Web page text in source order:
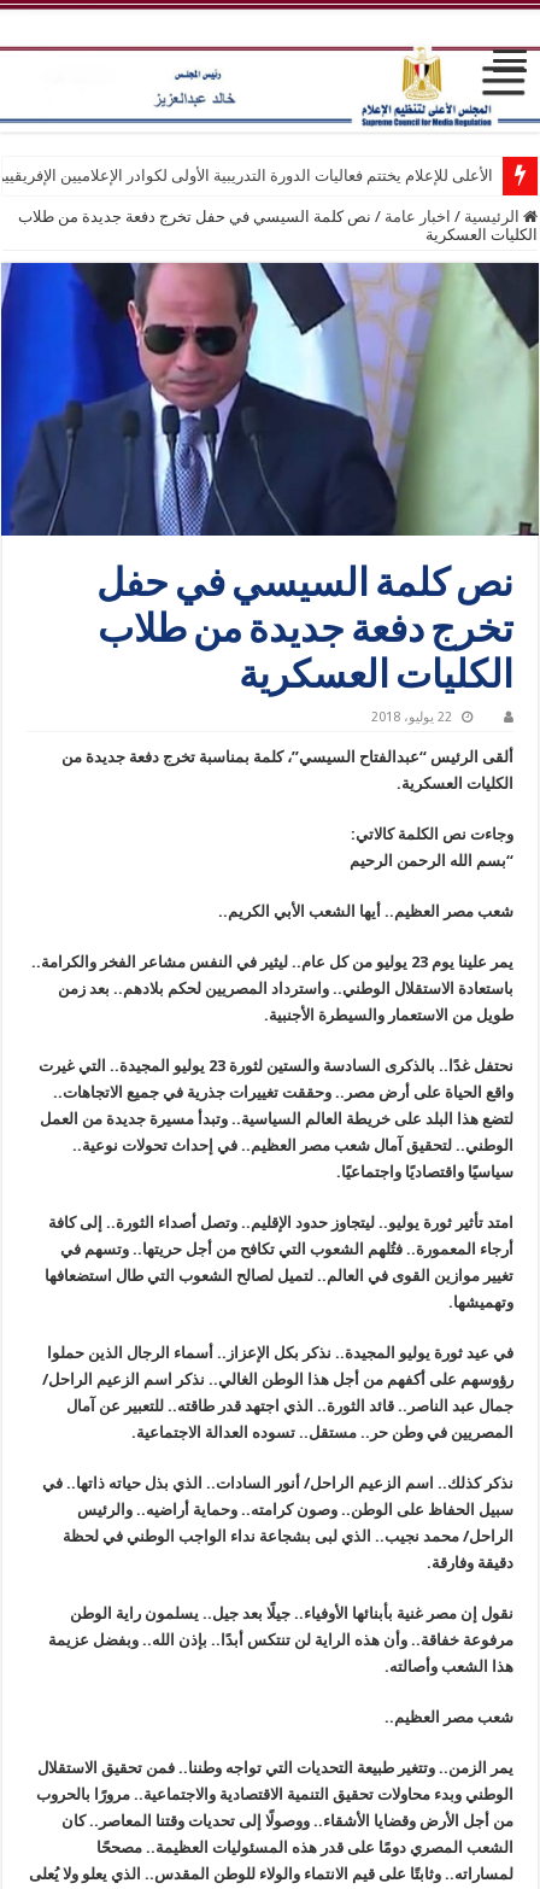
الأعلى للإعلام يختتم فعاليات الدورة التدريبية الأولى لكوادر الإعلاميين
الرئيسية / اخبار عامة / نص كلمة السيسي في حفل تخرج دفعة جديدة من طلاب
الكليات العسكرية
نص كلمة السيسي في حفل
تخرج دفعة جديدة من طلاب
الكليات العسكرية
22 يوليو، 2018
ألقى الرئيس “عبدالفتاح السيسي”، كلمة بمناسبة تخرج دفعة جديدة من
الكليات العسكرية.
وجاءت نص الكلمة كالاتي:
“بسم الله الرحمن الرحيم
شعب مصر العظيم.. أيها الشعب الأبي الكريم..
يمر علينا يوم 23 يوليو من كل عام.. ليثير في النفس مشاعر الفخر والكرامة..
باستعادة الاستقلال الوطني.. واسترداد المصريين لحكم بلادهم.. بعد زمن
طويل من الاستعمار والسيطرة الأجنبية.
نحتفل غدًا.. بالذكرى السادسة والستين لثورة 23 يوليو المجيدة.. التي غيرت
واقع الحياة على أرض مصر.. وحققت تغييرات جذرية في جميع الاتجاهات..
لتضع هذا البلد على خريطة العالم السياسية.. وتبدأ مسيرة جديدة من العمل
الوطني.. لتحقيق آمال شعب مصر العظيم.. في إحداث تحولات نوعية..
سياسيًا واقتصاديًا واجتماعيًا.
امتد تأثير ثورة يوليو.. ليتجاوز حدود الإقليم.. وتصل أصداء الثورة.. إلى كافة
أرجاء المعمورة.. فتُلهم الشعوب التي تكافح من أجل حريتها.. وتسهم في
تغيير موازين القوى في العالم.. لتميل لصالح الشعوب التي طال استضعافها
وتهميشها.
في عيد ثورة يوليو المجيدة.. نذكر بكل الإعزاز.. أسماء الرجال الذين حملوا
رؤوسهم على أكفهم من أجل هذا الوطن الغالي.. نذكر اسم الزعيم الراحل/
جمال عبد الناصر.. قائد الثورة.. الذي اجتهد قدر طاقته.. للتعبير عن آمال
المصريين في وطن حر.. مستقل.. تسوده العدالة الاجتماعية.
نذكر كذلك.. اسم الزعيم الراحل/ أنور السادات.. الذي بذل حياته ذاتها.. في
سبيل الحفاظ على الوطن.. وصون كرامته.. وحماية أراضيه.. والرئيس
الراحل/ محمد نجيب.. الذي لبى بشجاعة نداء الواجب الوطني في لحظة
دقيقة وفارقة.
نقول إن مصر غنية بأبنائها الأوفياء.. جيلًا بعد جيل.. يسلمون راية الوطن
مرفوعة خفاقة.. وأن هذه الراية لن تنتكس أبدًا.. بإذن الله.. وبفضل عزيمة
هذا الشعب وأصالته.
شعب مصر العظيم..
يمر الزمن.. وتتغير طبيعة التحديات التي تواجه وطننا.. فمن تحقيق الاستقلال
الوطني وبدء محاولات تحقيق التنمية الاقتصادية والاجتماعية.. مرورًا بالحروب
من أجل الأرض وقضايا الأشقاء.. ووصولًا إلى تحديات وقتنا المعاصر.. كان
الشعب المصري دومًا على قدر هذه المسئوليات العظيمة.. مصححًا
لمساراته.. وثابتًا على قيم الانتماء والولاء للوطن المقدس.. الذي يعلو ولا يُعلى